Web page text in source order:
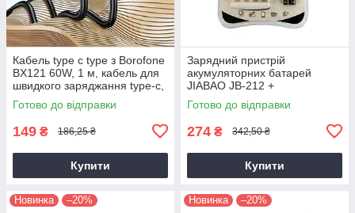
Кабель type c type з Borofone
BX121 60W, 1 м, кабель для
швидкого заряджання type-c,
дріт для заряджання
Готово до відправки
149 ₴ 186,25 ₴
Купити
Зарядний пристрій
акумуляторних батарей
JIABAO JB-212 +
акумулятори 4 шт. AAA
Готово до відправки
274 ₴ 342,50 ₴
Купити
Новинка –20% Новинка –20%